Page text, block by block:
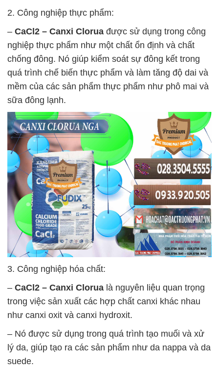
2. Công nghiệp thực phẩm:
– CaCl2 – Canxi Clorua được sử dụng trong công
nghiệp thực phẩm như một chất ổn định và chất
chống đông. Nó giúp kiểm soát sự đông kết trong
quá trình chế biến thực phẩm và làm tăng độ dai và
mềm của các sản phẩm thực phẩm như phô mai và
sữa đông lạnh.
3. Công nghiệp hóa chất:
– CaCl2 – Canxi Clorua là nguyên liệu quan trọng
trong việc sản xuất các hợp chất canxi khác nhau
như canxi oxit và canxi hydroxit.
– Nó được sử dụng trong quá trình tạo muối và xử
lý da, giúp tạo ra các sản phẩm như da nappa và da
suede.